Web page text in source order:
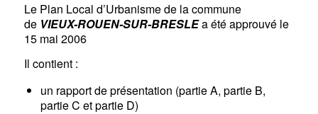
Le Plan Local d’Urbanisme de la commune
de VIEUX-ROUEN-SUR-BRESLEa été approuvé le
15 mai 2006
Il contient :
un rapport de présentation (partie A, partie B,
partie C et partie D)